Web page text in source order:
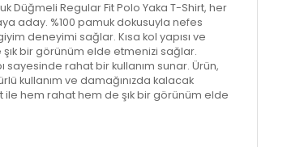
Düğmeli Regular Fit Polo Yaka T-Shirt, her
aday. %100 pamuk dokusuyla nefes
deneyimi sağlar. Kısa kol yapısı ve
bir görünüm elde etmenizi sağlar.
sayesinde rahat bir kullanım sunar. Ürün,
kullanım ve damağınızda kalacak
ile hem rahat hem de şık bir görünüm elde